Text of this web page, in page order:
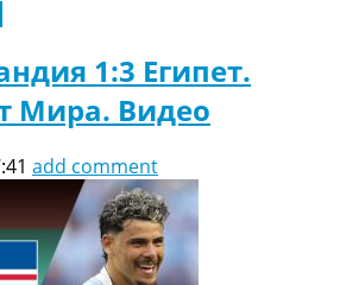
1:3 Египет.
Мира. Видео
add comment